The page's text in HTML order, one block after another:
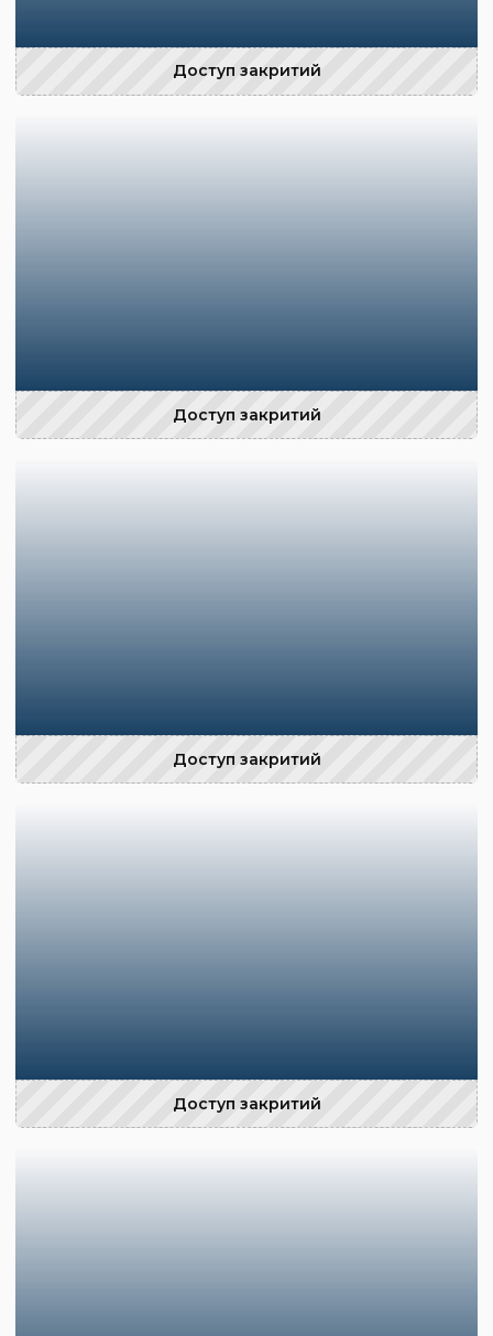
Доступ закритий
Доступ закритий
Доступ закритий
Доступ закритий